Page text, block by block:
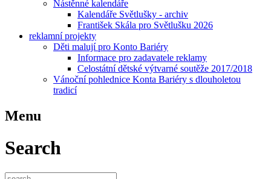
Nástěnné kalendáře
Kalendáře Světlušky - archiv
František Skála pro Světlušku 2026
reklamní projekty
Děti malují pro Konto Bariéry
Informace pro zadavatele reklamy
Celostátní dětské výtvarné soutěže 2017/2018
Vánoční pohlednice Konta Bariéry s dlouholetou
tradicí
Menu
Search